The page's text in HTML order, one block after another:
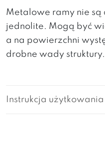
Metalowe ramy nie są
jednolite. Mogą być
a na powierzchni
drobne wady struktury.
Instrukcja